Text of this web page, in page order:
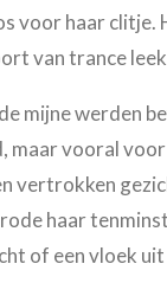
voor haar clitje.
van trance
mijne werden
vooral
vertrokken
haar
of een vloek